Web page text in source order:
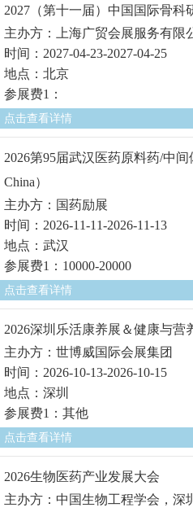
2027（第十一届）中国国际骨科
主办方：上海广贸会展服务有限
时间：2027-04-23-2027-04-25
地点：北京
参展费1：
点击查看详情
2026第95届武汉医药原料药/中
China）
主办方：国药励展
时间：2026-11-11-2026-11-13
地点：武汉
参展费1：10000-20000
点击查看详情
2026深圳乐活康养展＆健康与营
主办方：世博威国际会展集团
时间：2026-10-13-2026-10-15
地点：深圳
参展费1：其他
点击查看详情
2026生物医药产业发展大会
主办方：中国生物工程学会，深